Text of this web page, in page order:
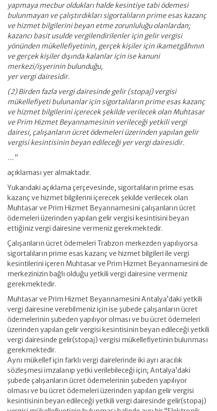
yapmaya mecbur oldukları halde kesintiye tabi ödemesi
bulunmayan ve çalıştırdıkları sigortalıların prime esas kazanç
ve hizmet bilgilerini beyan etme zorunluluğu olanlardan;
kazancı basit usulde vergilendirilenler için gelir vergisi
yönünden mükellefiyetinin, gerçek kişiler için ikametgâhının
ve gerçek kişiler dışında kalanlar için ise kanuni
merkezi/işyerinin bulunduğu,
yer vergi dairesidir.
(2) Birden fazla vergi dairesinde gelir (stopaj) vergisi
mükellefiyeti bulunanlar için sigortalıların prime esas kazanç
ve hizmet bilgilerini içerecek şekilde verilecek olan Muhtasar
ve Prim Hizmet Beyannamesinin verileceği yetkili vergi
dairesi, çalışanların ücret ödemeleri üzerinden yapılan gelir
vergisi kesintisinin beyan edileceği yer vergi dairesidir.
…”
açıklaması yer almaktadır.
Yukarıdaki açıklama çerçevesinde, sigortalıların prime esas
kazanç ve hizmet bilgilerini içerecek şekilde verilecek olan
Muhtasar ve Prim Hizmet Beyannamesini çalışanların ücret
ödemeleri üzerinden yapılan gelir vergisi kesintisini beyan
ettiğiniz vergi dairesine vermeniz gerekmektedir.
Çalışanların ücret ödemeleri Trabzon merkezden yapılıyorsa
sigortalıların prime esas kazanç ve hizmet bilgileri ile vergi
kesintilerini içeren Muhtasar ve Prim Hizmet Beyannamesini de
merkezinizin bağlı olduğu yetkili vergi dairesine vermeniz
gerekmektedir.
Muhtasar ve Prim Hizmet Beyannamesini Antalya’daki yetkili
vergi dairesine verebilmeniz için ise şubede çalışanların ücret
ödemelerinin şubeden yapılıyor olması ve bu ücret ödemeleri
üzerinden yapılan gelir vergisi kesintisinin beyan edileceği yetkili
vergi dairesinde gelir(stopaj) vergisi mükellefiyetinin bulunması
gerekmektedir.
Aynı mükellef için farklı vergi dairelerinde iki ayrı aracılık
sözleşmesi imzalanıp yetki verilebileceği için; Antalya’daki
şubede çalışanların ücret ödemelerinin şubeden yapılıyor
olması ve bu ücret ödemeleri üzerinden yapılan gelir vergisi
kesintisinin beyan edileceği yetkili vergi dairesinde gelir(stopaj)